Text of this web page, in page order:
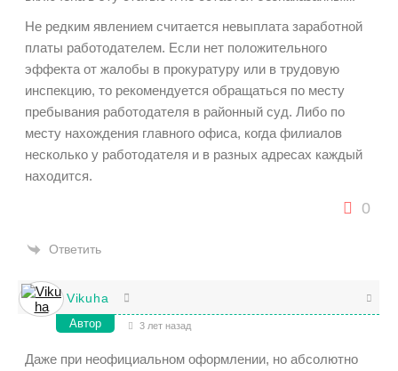
Не редким явлением считается невыплата заработной
платы работодателем. Если нет положительного
эффекта от жалобы в прокуратуру или в трудовую
инспекцию, то рекомендуется обращаться по месту
пребывания работодателя в районный суд. Либо по
месту нахождения главного офиса, когда филиалов
несколько у работодателя и в разных адресах каждый
находится.
0
Ответить
Vikuha
Автор 3 лет назад
Даже при неофициальном оформлении, но абсолютно